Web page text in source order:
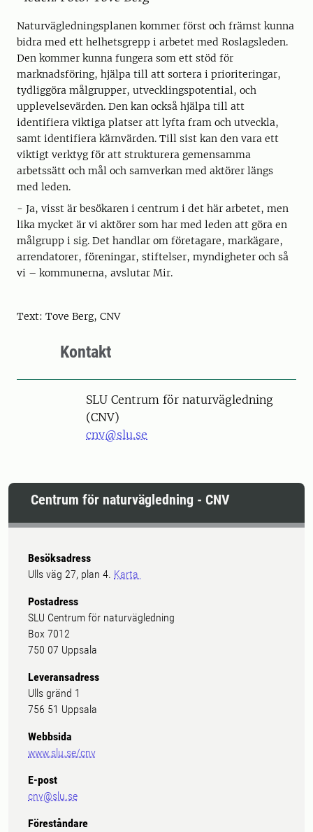
Naturvägledningsplanen kommer först och främst kunna
bidra med ett helhetsgrepp i arbetet med Roslagsleden.
Den kommer kunna fungera som ett stöd för
marknadsföring, hjälpa till att sortera i prioriteringar,
tydliggöra målgrupper, utvecklingspotential, och
upplevelsevärden. Den kan också hjälpa till att
identifiera viktiga platser att lyfta fram och utveckla,
samt identifiera kärnvärden. Till sist kan den vara ett
viktigt verktyg för att strukturera gemensamma
arbetssätt och mål och samverkan med aktörer längs
med leden.
- Ja, visst är besökaren i centrum i det här arbetet, men
lika mycket är vi aktörer som har med leden att göra en
målgrupp i sig. Det handlar om företagare, markägare,
arrendatorer, föreningar, stiftelser, myndigheter och så
vi – kommunerna, avslutar Mir.
Text: Tove Berg, CNV
Kontakt
SLU Centrum för naturvägledning
(CNV)
cnv@slu.se
Centrum för naturvägledning - CNV
Besöksadress
Ulls väg 27, plan 4. Karta
Postadress
SLU Centrum för naturvägledning
Box 7012
750 07 Uppsala
Leveransadress
Ulls gränd 1
756 51 Uppsala
Webbsida
www.slu.se/cnv
E-post
cnv@slu.se
Föreståndare